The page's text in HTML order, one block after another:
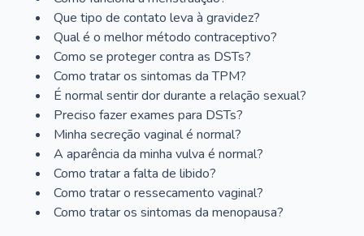
Que tipo de contato leva à gravidez?
Qual é o melhor método contraceptivo?
Como se proteger contra as DSTs?
Como tratar os sintomas da TPM?
É normal sentir dor durante a relação sexual?
Preciso fazer exames para DSTs?
Minha secreção vaginal é normal?
A aparência da minha vulva é normal?
Como tratar a falta de libido?
Como tratar o ressecamento vaginal?
Como tratar os sintomas da menopausa?